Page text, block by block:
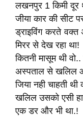
लखनपुर 1 किमी दूर
जीया कार की सीट
ड्राइविंग करते
मिरर से देख रहा था!
कितनी मासूम थी
अस्पताल से खलिल
जिया नही चाहती
खलिल उसको एसी
एक डर और भी था.!